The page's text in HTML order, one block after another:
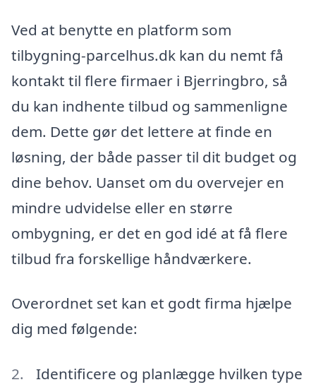
Ved at benytte en platform som
tilbygning-parcelhus.dk kan du nemt få
kontakt til flere firmaer i Bjerringbro, så
du kan indhente tilbud og sammenligne
dem. Dette gør det lettere at finde en
løsning, der både passer til dit budget og
dine behov. Uanset om du overvejer en
mindre udvidelse eller en større
ombygning, er det en god idé at få flere
tilbud fra forskellige håndværkere.
Overordnet set kan et godt firma hjælpe
dig med følgende:
Identificere og planlægge hvilken type